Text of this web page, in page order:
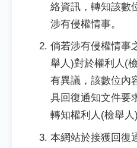
絡資訊，轉知該數
涉有侵權情事。
倘若涉有侵權情事
舉人)對於權利人(
有異議，該數位內
具回復通知文件要
轉知權利人(檢舉人
本網站於接獲回復